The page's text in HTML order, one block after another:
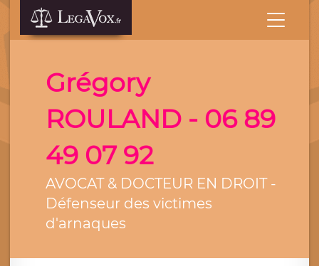
Grégory
ROULAND - 06 89
49 07 92
AVOCAT & DOCTEUR EN DROIT -
Défenseur des victimes
d'arnaques